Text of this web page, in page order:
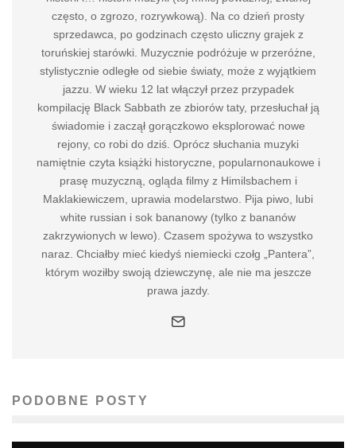
często, o zgrozo, rozrywkową). Na co dzień prosty
sprzedawca, po godzinach często uliczny grajek z
toruńskiej starówki. Muzycznie podróżuje w przeróżne,
stylistycznie odległe od siebie światy, może z wyjątkiem
jazzu. W wieku 12 lat włączył przez przypadek
kompilację Black Sabbath ze zbiorów taty, przesłuchał ją
świadomie i zaczął gorączkowo eksplorować nowe
rejony, co robi do dziś. Oprócz słuchania muzyki
namiętnie czyta książki historyczne, popularnonaukowe i
prasę muzyczną, ogląda filmy z Himilsbachem i
Maklakiewiczem, uprawia modelarstwo. Pija piwo, lubi
white russian i sok bananowy (tylko z bananów
zakrzywionych w lewo). Czasem spożywa to wszystko
naraz. Chciałby mieć kiedyś niemiecki czołg „Pantera”,
którym woziłby swoją dziewczynę, ale nie ma jeszcze
prawa jazdy.
PODOBNE POSTY